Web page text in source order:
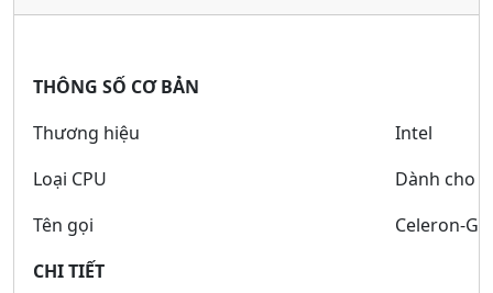
THÔNG SỐ CƠ BẢN
Thương hiệu
Intel
Loại CPU
Dành cho
Tên gọi
Celeron-
CHI TIẾT